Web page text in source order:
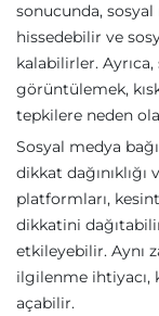
sonucunda, sosyal
hissedebilir ve
kalabilirler. Ayrıca,
görüntülemek,
tepkilere neden
Sosyal medya
dikkat
platformları,
dikkatini
etkileyebilir. Aynı
ilgilenme ihtiyacı,
açabilir.